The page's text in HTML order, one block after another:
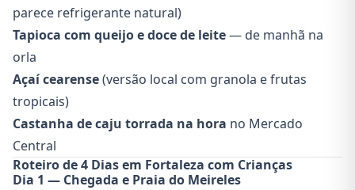
parece refrigerante natural)
Tapioca com queijo e doce de leite— de manhã na
orla
Açaí cearense(versão local com granola e frutas
tropicais)
Castanha de caju torrada na hora no Mercado
Central
Roteiro de 4 Dias em Fortaleza com Crianças
Dia 1 — Chegada e Praia do Meireles